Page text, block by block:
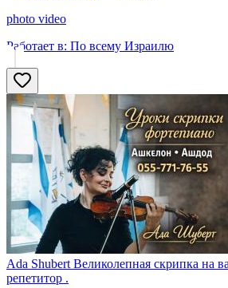
photo video
Работает в: По всему Израилю
Ada Shubert Великолепная скрипка на
репетитор .